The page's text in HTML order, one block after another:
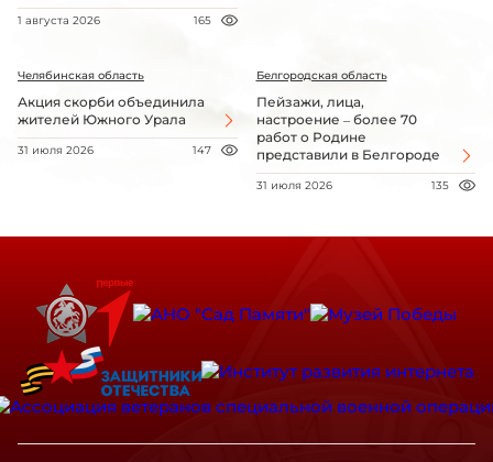
1 августа 2026 165
Челябинская область
Акция скорби объединила
жителей Южного Урала
31 июля 2026 147
Белгородская область
Пейзажи, лица,
настроение – более 70
работ о Родине
представили в Белгороде
31 июля 2026 135